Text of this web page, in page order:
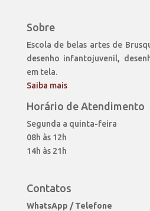
Sobre
Escola de belas artes de
desenho infantojuvenil,
em tela.
Saiba mais
Horário de Atendimento
Segunda a quinta-feira
08h às 12h
14h às 21h
Contatos
WhatsApp / Telefone